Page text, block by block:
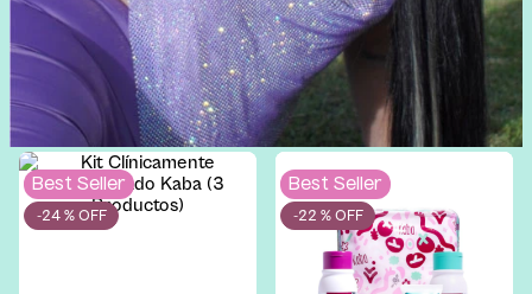
-24 %
Best Seller
-22 %
Best Seller